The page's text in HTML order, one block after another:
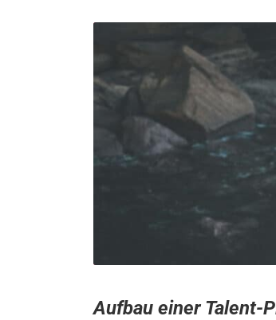
Aufbau einer Talent-